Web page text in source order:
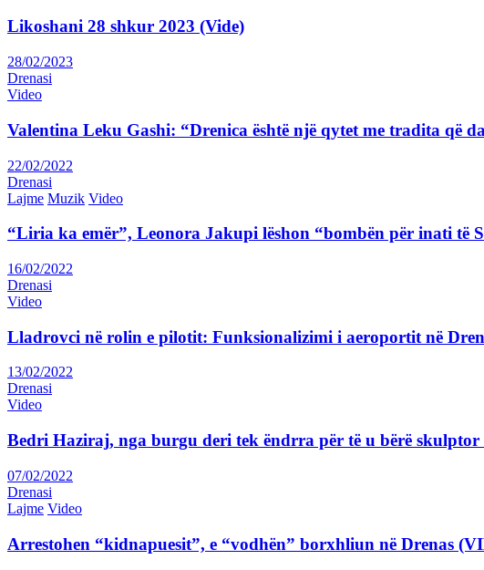
Likoshani 28 shkur 2023 (Vide)
28/02/2023
Drenasi
Video
Valentina Leku Gashi: “Drenica është një qytet me tradita që
22/02/2022
Drenasi
Lajme Muzik Video
“Liria ka emër”, Leonora Jakupi lëshon “bombën për inati të
16/02/2022
Drenasi
Video
Lladrovci në rolin e pilotit: Funksionalizimi i aeroportit në
13/02/2022
Drenasi
Video
Bedri Haziraj, nga burgu deri tek ëndrra për të u bërë skulptor
07/02/2022
Drenasi
Lajme Video
Arrestohen “kidnapuesit”, e “vodhën” borxhliun në Drenas